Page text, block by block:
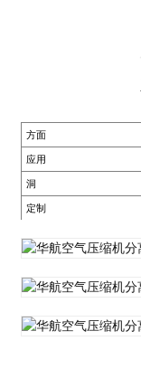
方面
应用
洞
定制